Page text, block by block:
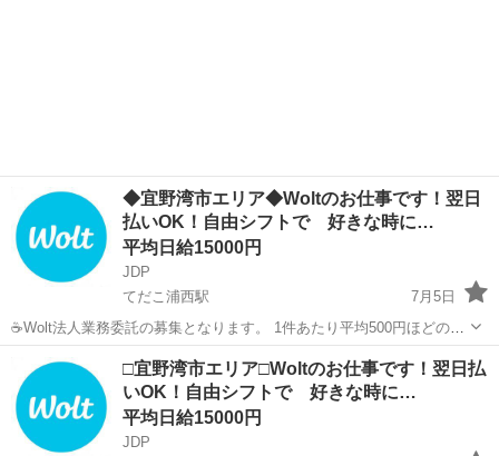
◆宜野湾市エリア◆Woltのお仕事です！翌日
払いOK！自由シフトで 好きな時に…
平均日給15000円
JDP
てだこ浦西駅
7月5日
☕Wolt法人業務委託の募集となります。 1件あたり平均500円ほどの出
来高報酬制となります。 お届け範囲が片道10分程度のデリバリーばか
りです。 短時間でたくさんの件数を配達したい方にも、近所で気軽
に...
宜野湾市 てだこ浦西駅 貨物
□宜野湾市エリア□Woltのお仕事です！翌日払
いOK！自由シフトで 好きな時に…
平均日給15000円
JDP